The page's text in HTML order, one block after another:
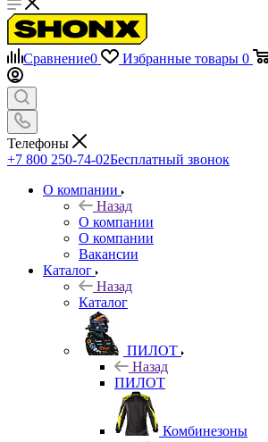
Сравнение0 Избранные товары 0
Телефоны
+7 800 250-74-02Бесплатный звонок
О компании
Назад
О компании
О компании
Вакансии
Каталог
Назад
Каталог
ПИЛОТ
Назад
ПИЛОТ
Комбинезоны